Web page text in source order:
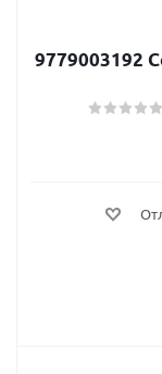
9779003192